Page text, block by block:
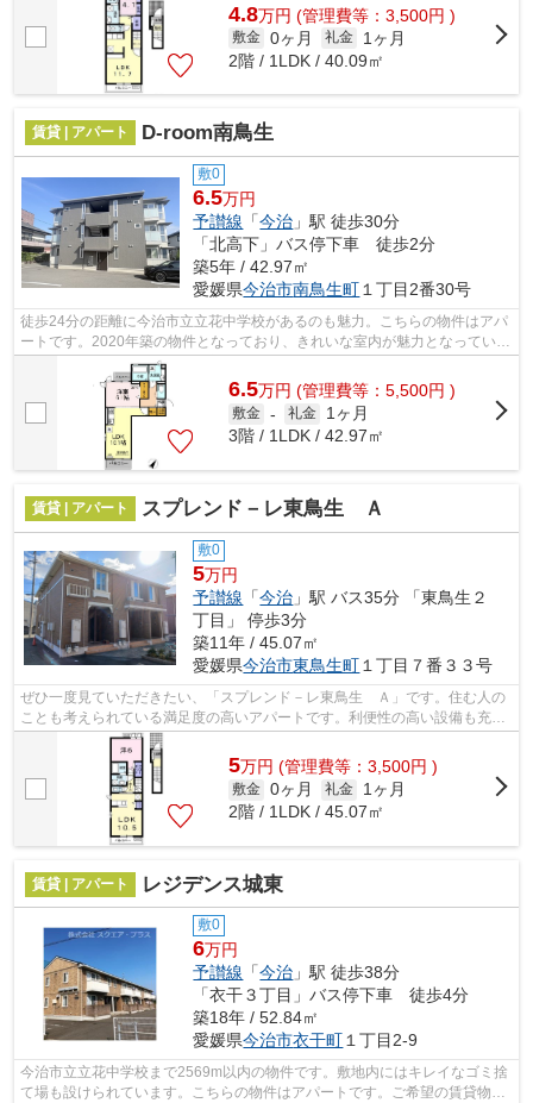
4.8万円 (管理費等：3,500円 )
敷金 0ヶ月 礼金
1ヶ月
2階 / 1LDK / 40.09㎡
賃貸 | アパート D-room南鳥生
敷0
6.5万円
予讃線 「今治 」駅 徒歩30分
「北高下」バス停下車 徒歩2分
築5年 / 42.97㎡
愛媛県今治市南鳥生町 １丁目2番30号
徒歩24分の距離に今治市立立花中学校があるのも魅力。こちらの物件はアパ
ートです。2020年築の物件となっており、きれいな室内が魅力となっていま
す。最上階の物件です。今治市内の物...
6.5万円 (管理費等：5,500円 )
敷金 - 礼金
1ヶ月
3階 / 1LDK / 42.97㎡
賃貸 | アパート スプレンド－レ東鳥生 Ａ
敷0
5万円
予讃線 「今治 」駅 バス35分 「東鳥生２
丁目」 停歩3分
築11年 / 45.07㎡
愛媛県今治市東鳥生町 １丁目７番３３号
ぜひ一度見ていただきたい、「スプレンド－レ東鳥生 Ａ」です。住む人の
ことも考えられている満足度の高いアパートです。利便性の高い設備も充実
の、快適に暮らすことのできる2015年...
5万円 (管理費等：3,500円 )
敷金 0ヶ月 礼金
1ヶ月
2階 / 1LDK / 45.07㎡
賃貸 | アパート レジデンス城東
敷0
6万円
予讃線 「今治 」駅 徒歩38分
「衣干３丁目」バス停下車 徒歩4分
築18年 / 52.84㎡
愛媛県今治市衣干町１丁目2-9
今治市立立花中学校まで2569m以内の物件です。敷地内にはキレイなゴミ捨
て場も設けられています。こちらの物件はアパートです。ご希望の賃貸物件